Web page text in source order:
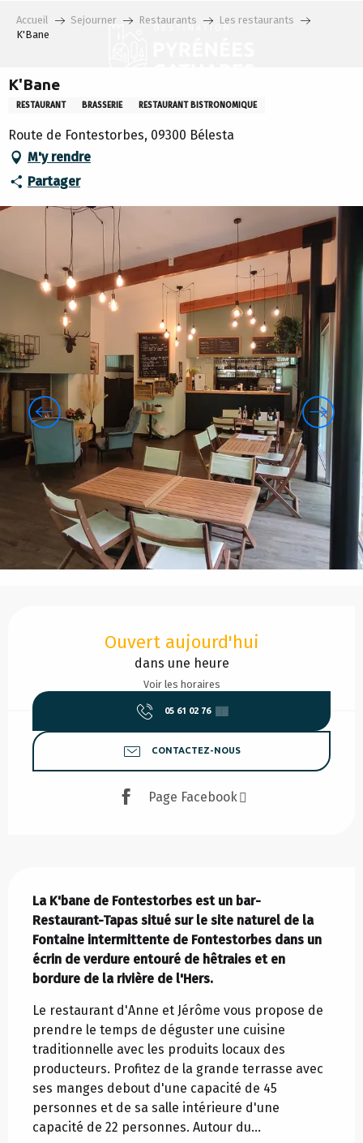
Accueil Sejourner Restaurants
Les restaurants
K'Bane
K'Bane
RESTAURANT BRASSERIE RESTAURANT BISTRONOMIQUE
Route de Fontestorbes, 09300 Bélesta
M'y rendre
Partager
Ouvert aujourd'hui
dans une heure
Voir les horaires
05 61 02 76 ▒▒
CONTACTEZ-NOUS
Page Facebook
La K'bane de Fontestorbes est un bar-
Restaurant-Tapas situé sur le site naturel de la
Fontaine intermittente de Fontestorbes dans un
écrin de verdure entouré de hêtraies et en
bordure de la rivière de l'Hers.
Le restaurant d'Anne et Jérôme vous propose de
prendre le temps de déguster une cuisine
traditionnelle avec les produits locaux des
producteurs. Profitez de la grande terrasse avec
ses manges debout d'une capacité de 45
personnes et de sa salle intérieure d'une
capacité de 22 personnes. Autour du...